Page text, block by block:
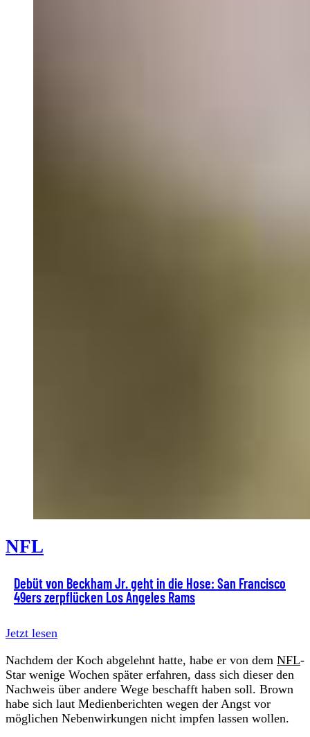
NFL
Debüt von Beckham Jr. geht in die Hose: San Francisco
49ers zerpflücken Los Angeles Rams
Jetzt lesen
Nachdem der Koch abgelehnt hatte, habe er von dem NFL-
Star wenige Wochen später erfahren, dass sich dieser den
Nachweis über andere Wege beschafft haben soll. Brown
habe sich laut Medienberichten wegen der Angst vor
möglichen Nebenwirkungen nicht impfen lassen wollen.